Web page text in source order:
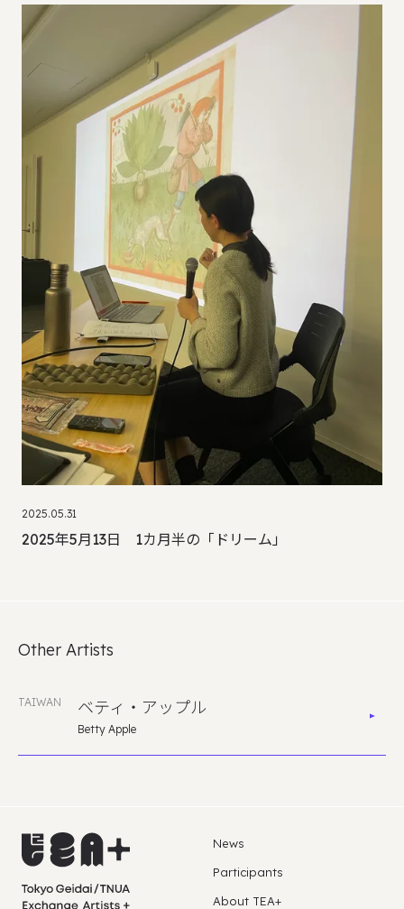
2025.05.31
2025年5月13日 1カ月半の「ドリーム」
Other Artists
TAIWAN ベティ・アップル
Betty Apple
News
Participants
About TEA+